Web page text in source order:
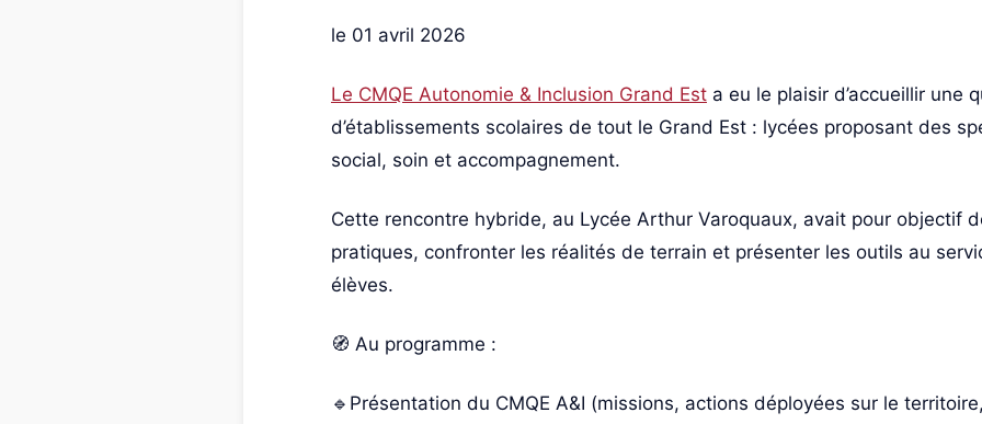
le 01 avril 2026
Le CMQE Autonomie & Inclusion Grand Est a eu le plaisir d’accueillir une
d’établissements scolaires de tout le Grand Est : lycées proposant des
social, soin et accompagnement.
Cette rencontre hybride, au Lycée Arthur Varoquaux, avait pour objectif
pratiques, confronter les réalités de terrain et présenter les outils au
élèves.
🧭 Au programme :
🔹Présentation du CMQE A&I (missions, actions déployées sur le